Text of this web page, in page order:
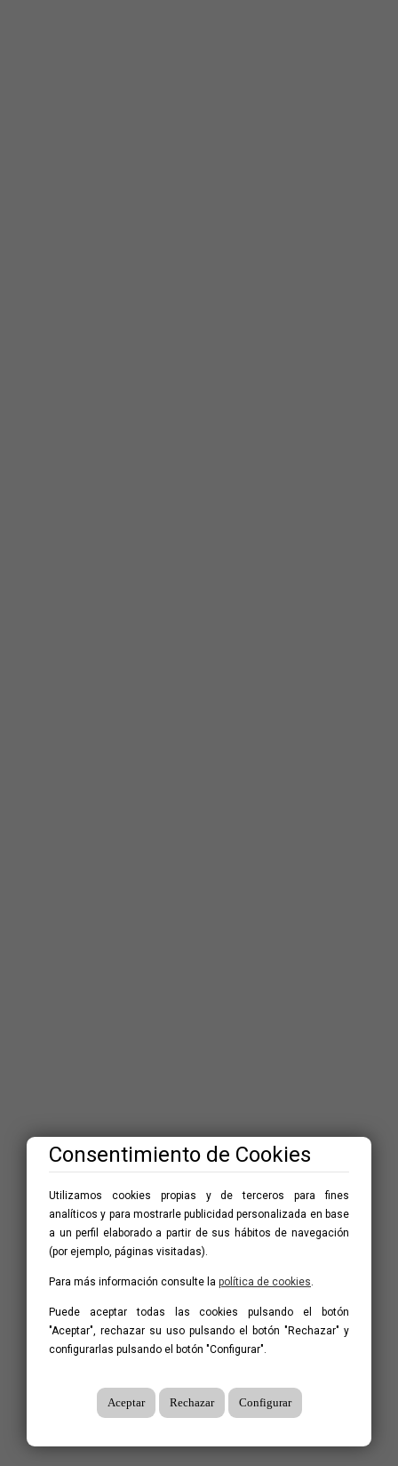
Consentimiento de Cookies
Utilizamos cookies propias y de terceros para fines
analíticos y para mostrarle publicidad personalizada en base
a un perfil elaborado a partir de sus hábitos de navegación
(por ejemplo, páginas visitadas).
Para más información consulte la política de cookies.
Puede aceptar todas las cookies pulsando el botón
"Aceptar", rechazar su uso pulsando el botón "Rechazar" y
configurarlas pulsando el botón "Configurar".
Aceptar Rechazar Configurar